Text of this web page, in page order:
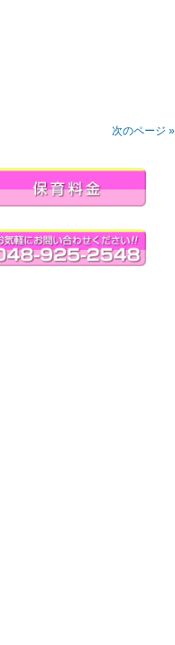
次のページ »